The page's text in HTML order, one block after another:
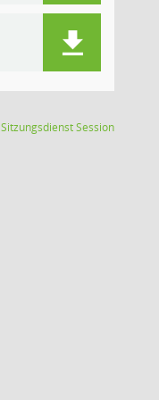
SitzungsdienstSession(Wird in